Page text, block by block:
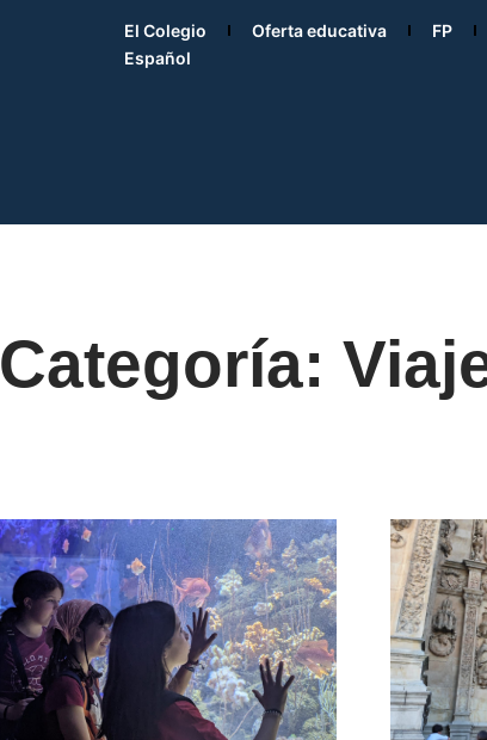
El Colegio Oferta educativa FP
Español
Categoría: